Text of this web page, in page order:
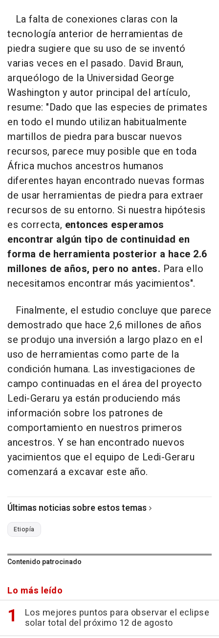
La falta de conexiones claras con la
tecnología anterior de herramientas de
piedra sugiere que su uso de se inventó
varias veces en el pasado. David Braun,
arqueólogo de la Universidad George
Washington y autor principal del artículo,
resume: "Dado que las especies de primates
en todo el mundo utilizan habitualmente
martillos de piedra para buscar nuevos
recursos, parece muy posible que en toda
África muchos ancestros humanos
diferentes hayan encontrado nuevas formas
de usar herramientas de piedra para extraer
recursos de su entorno. Si nuestra hipótesis
es correcta, entonces esperamos
encontrar algún tipo de continuidad en
forma de herramienta posterior a hace 2.6
millones de años, pero no antes. Para ello
necesitamos encontrar más yacimientos".
Finalmente, el estudio concluye que parece
demostrado que hace 2,6 millones de años
se produjo una inversión a largo plazo en el
uso de herramientas como parte de la
condición humana. Las investigaciones de
campo continuadas en el área del proyecto
Ledi-Geraru ya están produciendo más
información sobre los patrones de
comportamiento en nuestros primeros
ancestros. Y se han encontrado nuevos
yacimientos que el equipo de Ledi-Geraru
comenzará a excavar este año.
Últimas noticias sobre estos temas
Etiopía
Contenido patrocinado
Lo más leído
Los mejores puntos para observar el eclipse
solar total del próximo 12 de agosto